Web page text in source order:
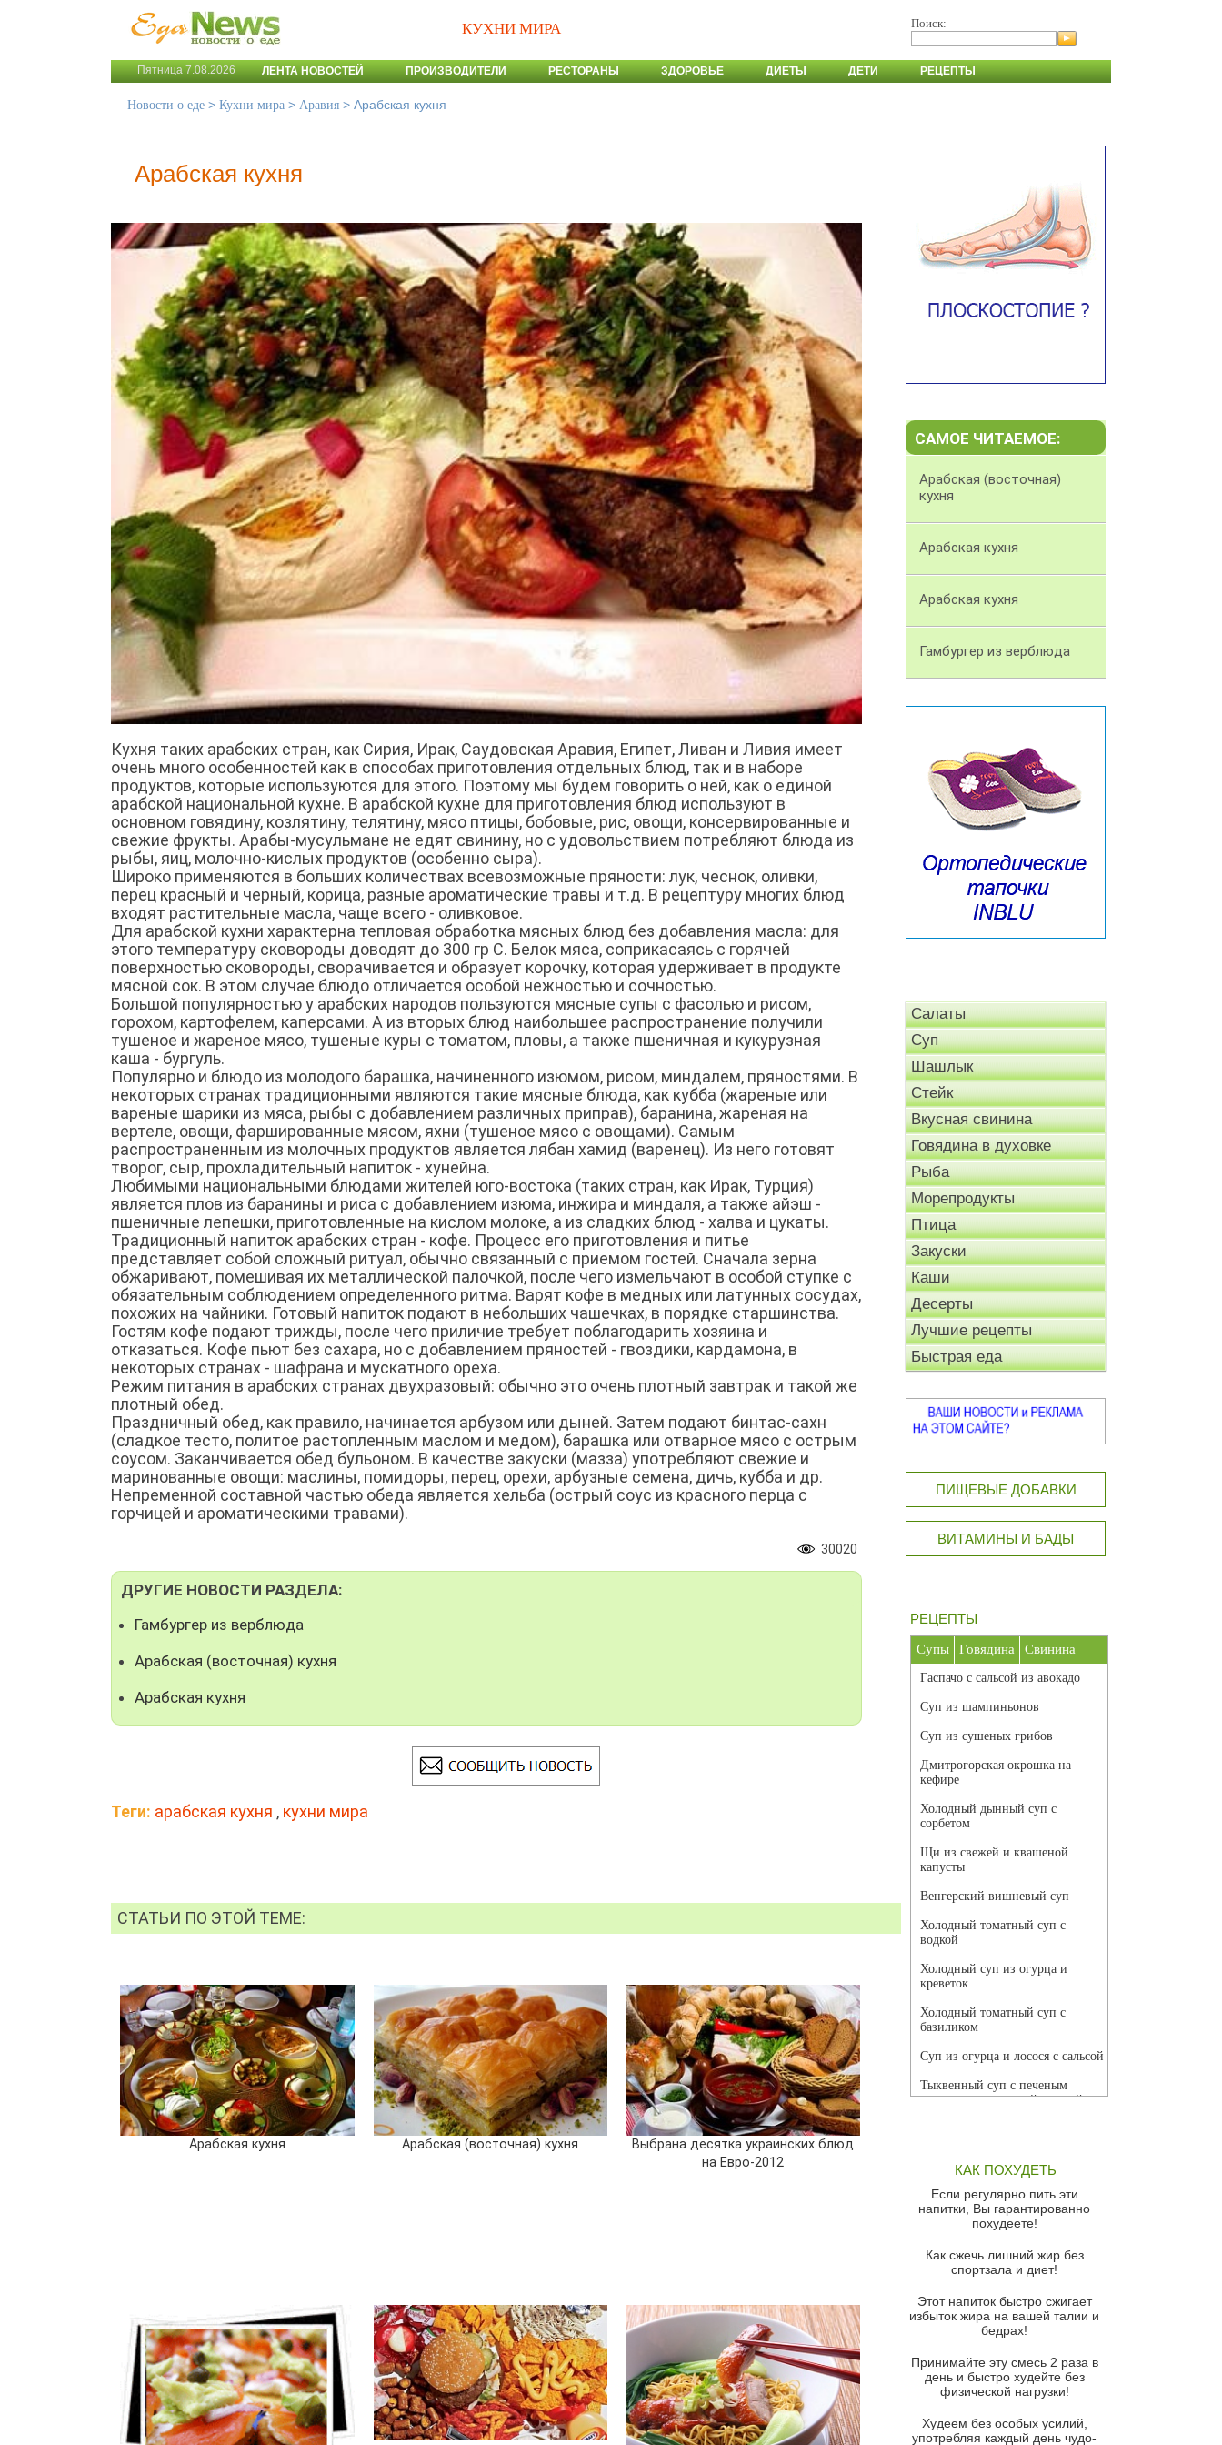
КУХНИ МИРА Поиск:
Пятница 7.08.2026 ЛЕНТА НОВОСТЕЙ ПРОИЗВОДИТЕЛИ РЕСТОРАНЫ ЗДОРОВЬЕ ДИЕТЫ ДЕТИ РЕЦЕПТЫ
Новости о еде > Кухни мира > Аравия > Арабская кухня
Арабская кухня
Кухня таких арабских стран, как Сирия, Ирак, Саудовская Аравия, Египет, Ливан и Ливия имеет
очень много особенностей как в способах приготовления отдельных блюд, так и в наборе
продуктов, которые используются для этого. Поэтому мы будем говорить о ней, как о единой
арабской национальной кухне. В арабской кухне для приготовления блюд используют в
основном говядину, козлятину, телятину, мясо птицы, бобовые, рис, овощи, консервированные и
свежие фрукты. Арабы-мусульмане не едят свинину, но с удовольствием потребляют блюда из
рыбы, яиц, молочно-кислых продуктов (особенно сыра).
Широко применяются в больших количествах всевозможные пряности: лук, чеснок, оливки,
перец красный и черный, корица, разные ароматические травы и т.д. В рецептуру многих блюд
входят растительные масла, чаще всего - оливковое.
Для арабской кухни характерна тепловая обработка мясных блюд без добавления масла: для
этого температуру сковороды доводят до 300 гр С. Белок мяса, соприкасаясь с горячей
поверхностью сковороды, сворачивается и образует корочку, которая удерживает в продукте
мясной сок. В этом случае блюдо отличается особой нежностью и сочностью.
Большой популярностью у арабских народов пользуются мясные супы с фасолью и рисом,
горохом, картофелем, каперсами. А из вторых блюд наибольшее распространение получили
тушеное и жареное мясо, тушеные куры с томатом, пловы, а также пшеничная и кукурузная
каша - бургуль.
Популярно и блюдо из молодого барашка, начиненного изюмом, рисом, миндалем, пряностями. В
некоторых странах традиционными являются такие мясные блюда, как кубба (жареные или
вареные шарики из мяса, рыбы с добавлением различных приправ), баранина, жареная на
вертеле, овощи, фаршированные мясом, яхни (тушеное мясо с овощами). Самым
распространенным из молочных продуктов является лябан хамид (варенец). Из него готовят
творог, сыр, прохладительный напиток - хунейна.
Любимыми национальными блюдами жителей юго-востока (таких стран, как Ирак, Турция)
является плов из баранины и риса с добавлением изюма, инжира и миндаля, а также айэш -
пшеничные лепешки, приготовленные на кислом молоке, а из сладких блюд - халва и цукаты.
Традиционный напиток арабских стран - кофе. Процесс его приготовления и питье
представляет собой сложный ритуал, обычно связанный с приемом гостей. Сначала зерна
обжаривают, помешивая их металлической палочкой, после чего измельчают в особой ступке с
обязательным соблюдением определенного ритма. Варят кофе в медных или латунных сосудах,
похожих на чайники. Готовый напиток подают в небольших чашечках, в порядке старшинства.
Гостям кофе подают трижды, после чего приличие требует поблагодарить хозяина и
отказаться. Кофе пьют без сахара, но с добавлением пряностей - гвоздики, кардамона, в
некоторых странах - шафрана и мускатного ореха.
Режим питания в арабских странах двухразовый: обычно это очень плотный завтрак и такой же
плотный обед.
Праздничный обед, как правило, начинается арбузом или дыней. Затем подают бинтас-сахн
(сладкое тесто, политое растопленным маслом и медом), барашка или отварное мясо с острым
соусом. Заканчивается обед бульоном. В качестве закуски (мазза) употребляют свежие и
маринованные овощи: маслины, помидоры, перец, орехи, арбузные семена, дичь, кубба и др.
Непременной составной частью обеда является хельба (острый соус из красного перца с
горчицей и ароматическими травами).
30020
ДРУГИЕ НОВОСТИ РАЗДЕЛА:
Гамбургер из верблюда
Арабская (восточная) кухня
Арабская кухня
Теги: арабская кухня , кухни мира
СТАТЬИ ПО ЭТОЙ ТЕМЕ:
Арабская кухня Арабская (восточная) кухня
Выбрана десятка украинских блюд
на Евро-2012
САМОЕ ЧИТАЕМОЕ:
Арабская (восточная)
кухня
Арабская кухня
Арабская кухня
Гамбургер из верблюда
Салаты
Суп
Шашлык
Стейк
Вкусная свинина
Говядина в духовке
Рыба
Морепродукты
Птица
Закуски
Каши
Десерты
Лучшие рецепты
Быстрая еда
ПИЩЕВЫЕ ДОБАВКИ
ВИТАМИНЫ И БАДЫ
РЕЦЕПТЫ
Супы Говядина Свинина
Гаспачо с сальсой из авокадо
Суп из шампиньонов
Суп из сушеных грибов
Дмитрогорская окрошка на
кефире
Холодный дынный суп с
сорбетом
Щи из свежей и квашеной
капусты
Венгерский вишневый суп
Холодный томатный суп с
водкой
Холодный суп из огурца и
креветок
Холодный томатный суп с
базиликом
Суп из огурца и лосося с сальсой
Тыквенный суп с печеным
чесноком и томатной сальсой
красного перца
Парижский луковый суп
Суп из спаржи и горошка с
Суп-крем из цветной капусты
Французский луковый суп
Суп из баклажанов с моцареллой
Грибной крем-суп с кростини с
козьим сыром
Суп мисо с зеленым луком и
тофу
КАК ПОХУДЕТЬ
Если регулярно пить эти
напитки, Вы гарантированно
похудеете!
Как сжечь лишний жир без
спортзала и диет!
Этот напиток быстро сжигает
избыток жира на вашей талии и
бедрах!
Принимайте эту смесь 2 раза в
день и быстро худейте без
физической нагрузки!
Худеем без особых усилий,
употребляя каждый день чудо-